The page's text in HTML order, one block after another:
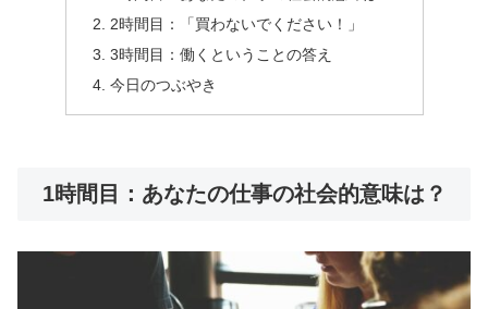
2時間目：「買わないでください！」
3時間目：働くということの答え
今日のつぶやき
1時間目：あなたの仕事の社会的意味は？